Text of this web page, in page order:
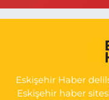
İSTİKLAL MAH. ŞAİR
KARŞI KÖŞESİ ŞAİR
0 (222) 230 11 31
Eskişehir Haber
Eskişehir haber